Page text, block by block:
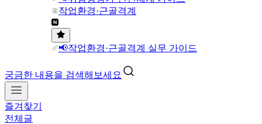
작업환경·근골격계
📢작업환경·근골격계 실무 가이드
궁금한 내용을 검색해보세요
즐겨찾기
전체글